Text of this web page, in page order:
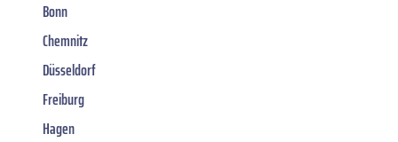
Bonn
Chemnitz
Düsseldorf
Freiburg
Hagen